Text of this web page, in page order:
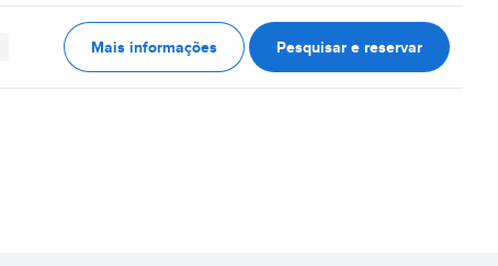
Mais informações Pesquisar e reservar